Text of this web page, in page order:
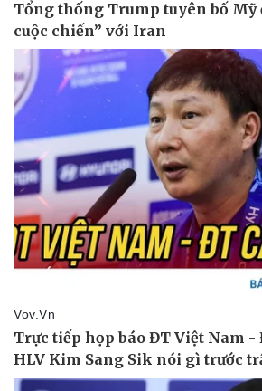
Thể thao
Bóng đá
Lịch thi đấu bóng đá
Thế giới thể thao
Hậu trường
Ô tô
Xe máy
Tư vấn